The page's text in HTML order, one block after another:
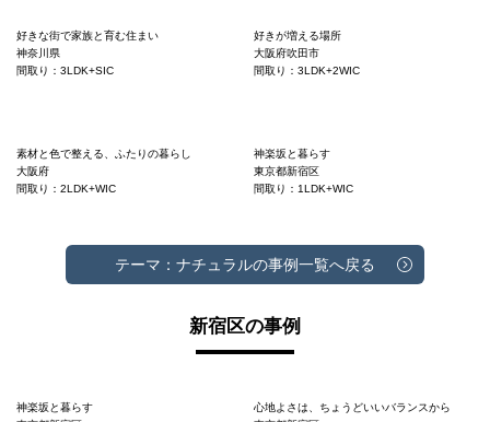
好きな街で家族と育む住まい
神奈川県
間取り：3LDK+SIC
好きが増える場所
大阪府吹田市
間取り：3LDK+2WIC
素材と色で整える、ふたりの暮らし
大阪府
間取り：2LDK+WIC
神楽坂と暮らす
東京都新宿区
間取り：1LDK+WIC
テーマ：ナチュラルの事例一覧へ戻る
新宿区の事例
神楽坂と暮らす
心地よさは、ちょうどいいバランスから